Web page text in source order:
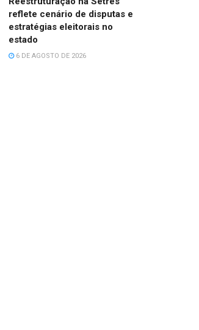
reflete cenário de disputas e
estratégias eleitorais no
estado
6 DE AGOSTO DE 2026